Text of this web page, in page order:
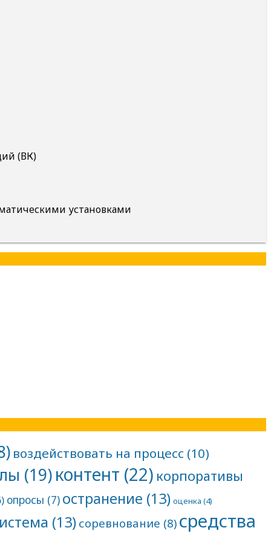
(ВК)
установками
воздействовать на процесс (10)
(19)контент (22) корпоративы
опросы (7) остранение (13) оценка (4)
(13) соревнование (8) средства